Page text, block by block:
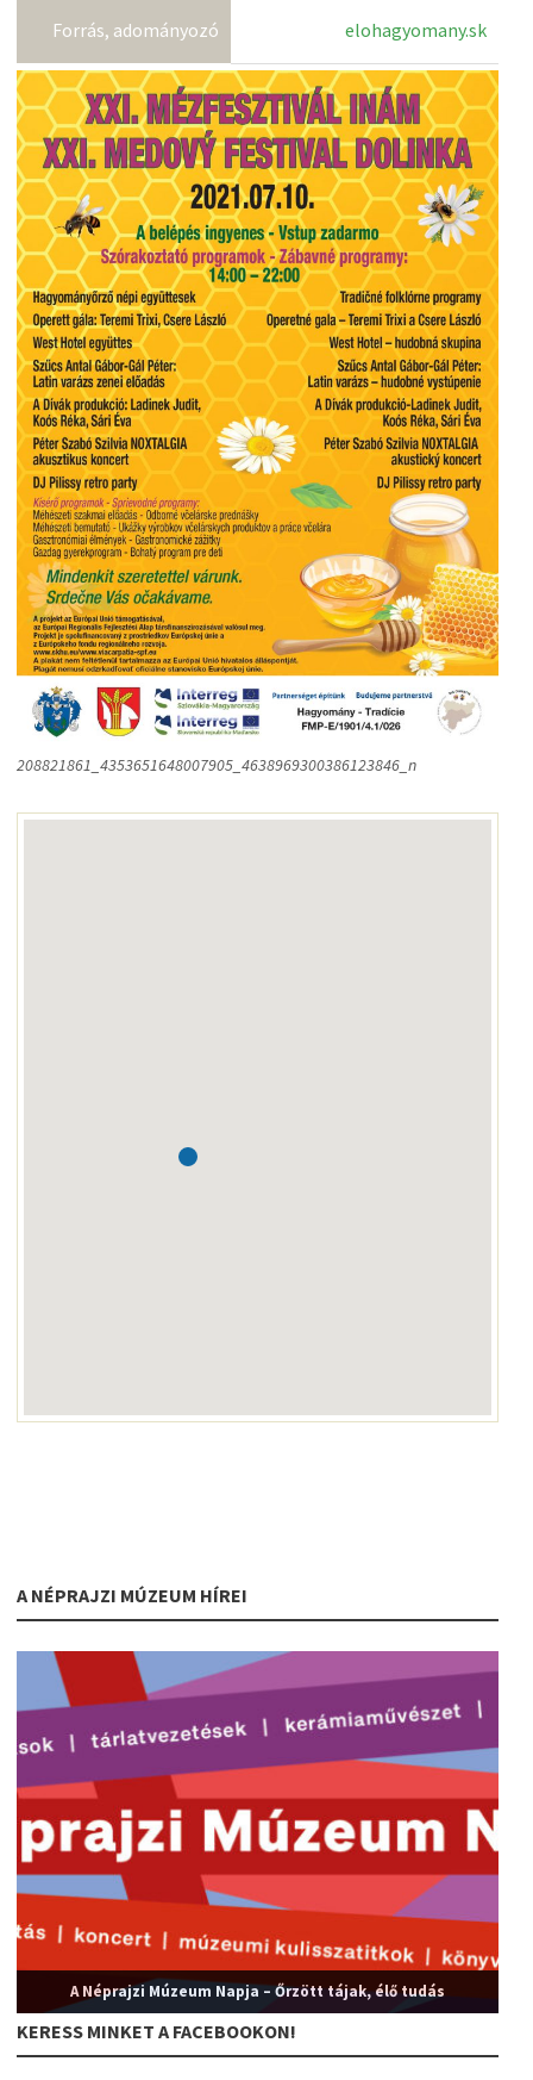
Forrás, adományozó elohagyomany.sk
208821861_4353651648007905_4638969300386123846_n
A NÉPRAJZI MÚZEUM HÍREI
A Néprajzi Múzeum Napja – Őrzött tájak, élő tudás
KERESS MINKET A FACEBOOKON!